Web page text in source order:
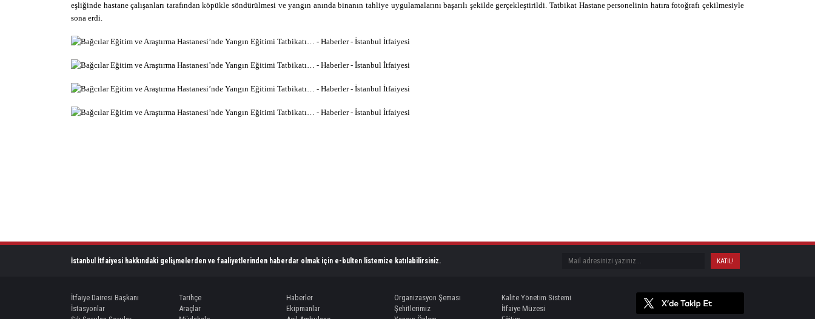
eşliğinde hastane çalışanları tarafından köpükle söndürülmesi ve yangın anında binanın tahliye uygulamalarını başarılı şekilde gerçekleştirildi. Tatbikat Hastane personelinin hatıra fotoğrafı çekilmesiyle
sona erdi.
İstanbul İtfaiyesi hakkındaki gelişmelerden ve faaliyetlerinden haberdar olmak için e-bülten listemize katılabilirsiniz.
İtfaiye Dairesi Başkanı Tarihçe Haberler Organizasyon Şeması
Kalite Yönetim Sistemi
İstasyonlar
Araçlar Ekipmanlar Şehitlerimiz
İtfaiye Müzesi